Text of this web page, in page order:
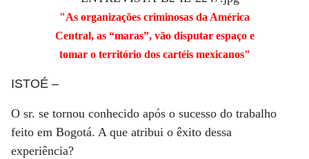
"As organizações criminosas da América
Central, as “maras”, vão disputar espaço e
tomar o território dos cartéis mexicanos"
ISTOÉ –
O sr. se tornou conhecido após o sucesso do trabalho
feito em Bogotá. A que atribui o êxito dessa
experiência?